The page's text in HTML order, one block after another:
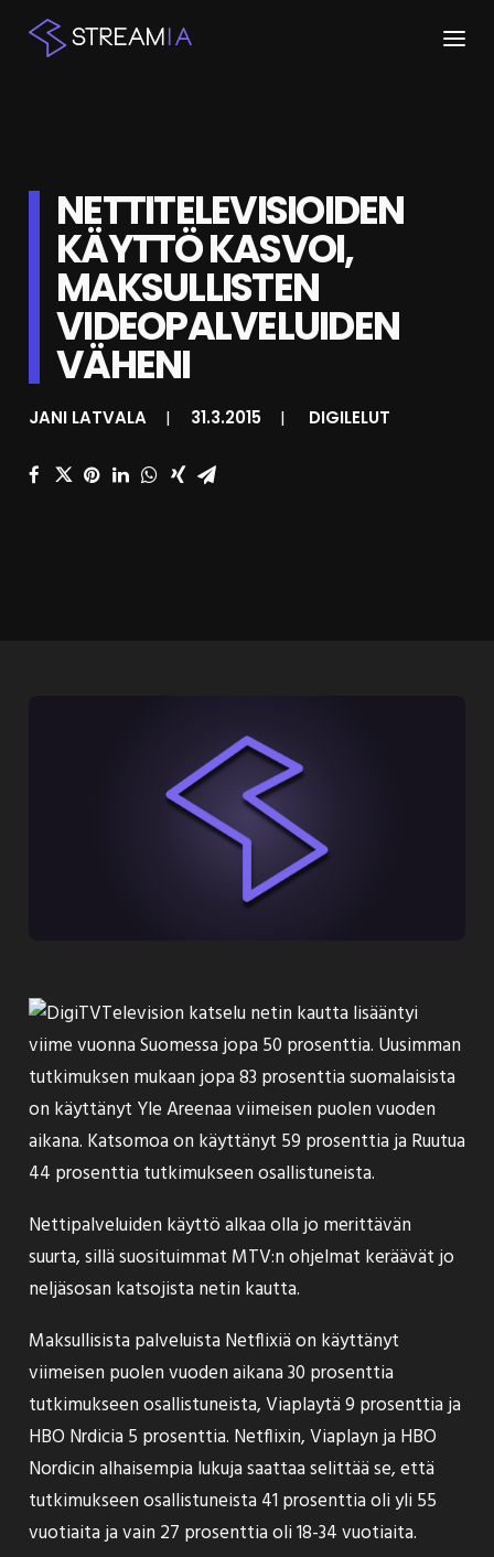
STREAMIT
KESKUSTELU
SHOP
NETTITELEVISIOIDEN
KÄYTTÖ KASVOI,
MAKSULLISTEN
VIDEOPALVELUIDEN
VÄHENI
JANI LATVALA | 31.3.2015 | DIGILELUT
Television katselu netin kautta lisääntyi
viime vuonna Suomessa jopa 50 prosenttia. Uusimman
tutkimuksen mukaan jopa 83 prosenttia suomalaisista
on käyttänyt Yle Areenaa viimeisen puolen vuoden
aikana. Katsomoa on käyttänyt 59 prosenttia ja Ruutua
44 prosenttia tutkimukseen osallistuneista.
Nettipalveluiden käyttö alkaa olla jo merittävän
suurta, sillä suosituimmat MTV:n ohjelmat keräävät jo
neljäsosan katsojista netin kautta.
Maksullisista palveluista Netflixiä on käyttänyt
viimeisen puolen vuoden aikana 30 prosenttia
tutkimukseen osallistuneista, Viaplaytä 9 prosenttia ja
HBO Nrdicia 5 prosenttia. Netflixin, Viaplayn ja HBO
Nordicin alhaisempia lukuja saattaa selittää se, että
tutkimukseen osallistuneista 41 prosenttia oli yli 55
vuotiaita ja vain 27 prosenttia oli 18-34 vuotiaita.